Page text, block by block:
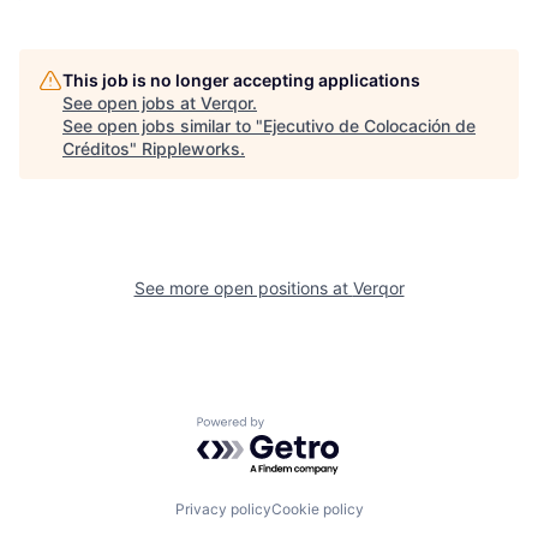
This job is no longer accepting applications
See open jobs at Verqor.
See open jobs similar to "Ejecutivo de Colocación de
Créditos" Rippleworks.
See more open positions at Verqor
Powered by Getro.com
Privacy policyCookie policy